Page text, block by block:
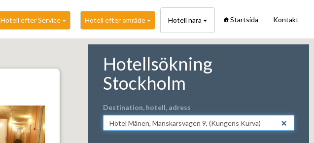
Hotell efter Service Hotell efter område Hotell nära Startsida Kontakt
Hotellsökning
Stockholm
Destination, hotell, adress